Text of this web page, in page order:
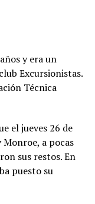
y era un
Excursionistas.
Técnica
el jueves 26 de
Monroe, a pocas
sus restos. En
puesto su